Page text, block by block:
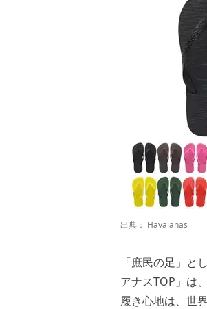
出典： Havaianas
「庶民の足」と
アナスTOP」は
履き心地は、世